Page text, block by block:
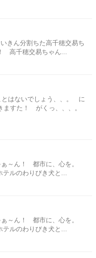
きん分割ちた高千穂交易ち
高千穂交易ちゃん...
はないでしょう、、。 に
ますた！ がくっ、、、。
～ん！ 都市に、心を。
ルのわりびき犬と...
～ん！ 都市に、心を。
ルのわりびき犬と...